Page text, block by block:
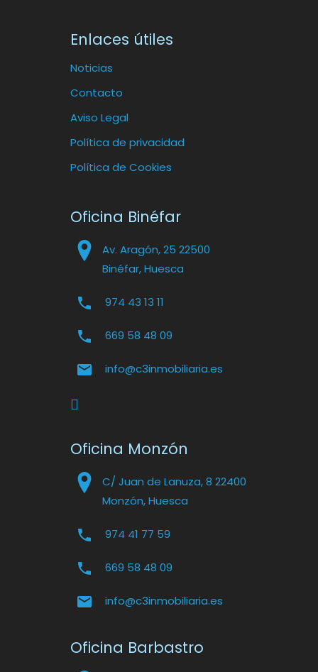
Enlaces útiles
Noticias
Contacto
Aviso Legal
Política de privacidad
Política de Cookies
Oficina Binéfar
Av. Aragón, 25 22500
Binéfar, Huesca
974 43 13 11
669 58 48 09
info@c3inmobiliaria.es
Oficina Monzón
C/ Juan de Lanuza, 8 22400
Monzón, Huesca
974 41 77 59
669 58 48 09
info@c3inmobiliaria.es
Oficina Barbastro